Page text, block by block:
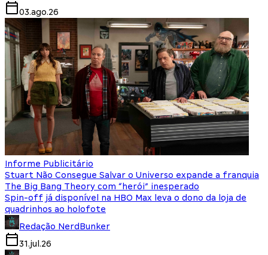
03.ago.26
Informe Publicitário
Stuart Não Consegue Salvar o Universo expande a franquia
The Big Bang Theory com “herói” inesperado
Spin-off já disponível na HBO Max leva o dono da loja de
quadrinhos ao holofote
Redação NerdBunker
31.jul.26